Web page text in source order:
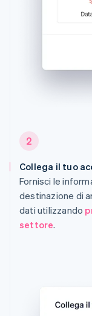
2
Collega il tuo
Fornisci le
destinazione di
dati utilizzando
settore.